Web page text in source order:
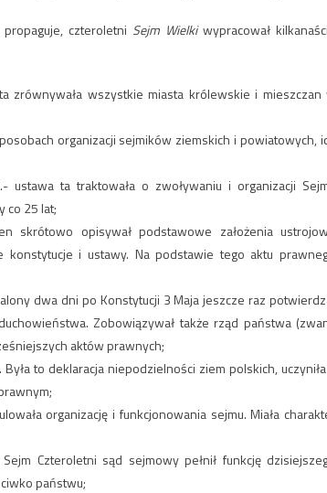
czteroletni Sejm Wielkiwypracował
zrównywała wszystkie miasta królewskie i mieszczan
organizacji sejmików ziemskich i powiatowych,
ta traktowała o zwoływaniu i organizacji
co 25 lat;
skrótowo opisywał podstawowe założenia
i ustawy. Na podstawie tego aktu
dwa dni po Konstytucji 3 Maja jeszcze raz
Zobowiązywał także rząd państwa
aktów prawnych;
to deklaracja niepodzielności ziem polskich,
organizację i funkcjonowania sejmu. Miała
Czteroletni sąd sejmowy pełnił funkcję
państwu;